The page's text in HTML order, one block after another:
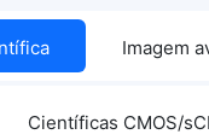
Imagem
Científicas CMOS/